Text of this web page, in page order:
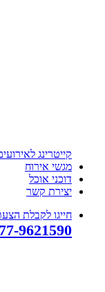
קייטרינג
מגשי אירוח
דוכני אוכל
יצירת קשר
חייגו לקבלת
9621590